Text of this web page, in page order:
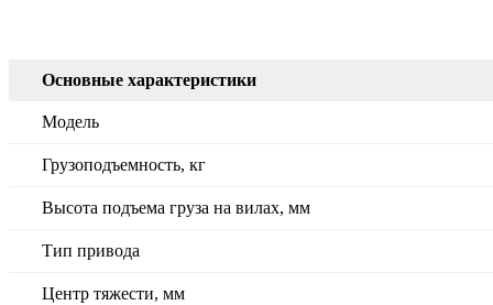
Основные характеристики
Модель
Грузоподъемность, кг
Высота подъема груза на вилах, мм
Тип привода
Центр тяжести, мм